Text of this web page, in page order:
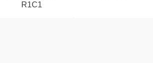
R1C1